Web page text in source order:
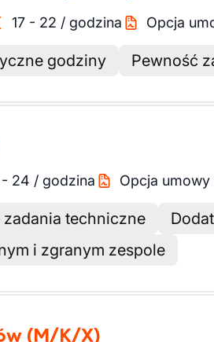
17 - 22 / godzina Opcja
godziny Pewność
- 24 / godzina Opcja umowy
techniczne
i zgranym zespole
(M/K/X)